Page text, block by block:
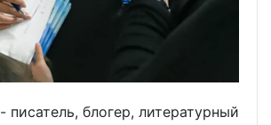
- писатель, блогер, литературный